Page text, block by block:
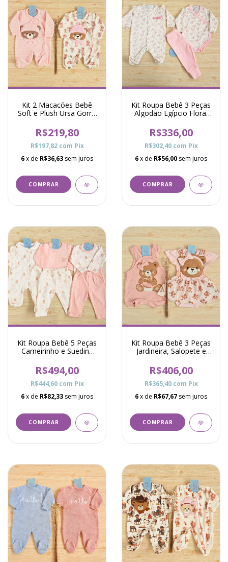
Kit 2 Macacões Bebê
Soft e Plush Ursa Gorro
R$219,80
R$197,82 com Pix
6x de R$36,63 sem juros
COMPRAR
Kit Roupa Bebê 3 Peças
Algodão Egípcio Floral
R$336,00
R$302,40 com Pix
6x de R$56,00 sem juros
COMPRAR
Kit Roupa Bebê 5 Peças
Carneirinho e Suedine
R$494,00
R$444,60 com Pix
6x de R$82,33 sem juros
COMPRAR
Kit Roupa Bebê 3 Peças
Jardineira, Salopete e
Marina - Rosa
R$406,00
R$365,40 com Pix
6x de R$67,67 sem juros
COMPRAR